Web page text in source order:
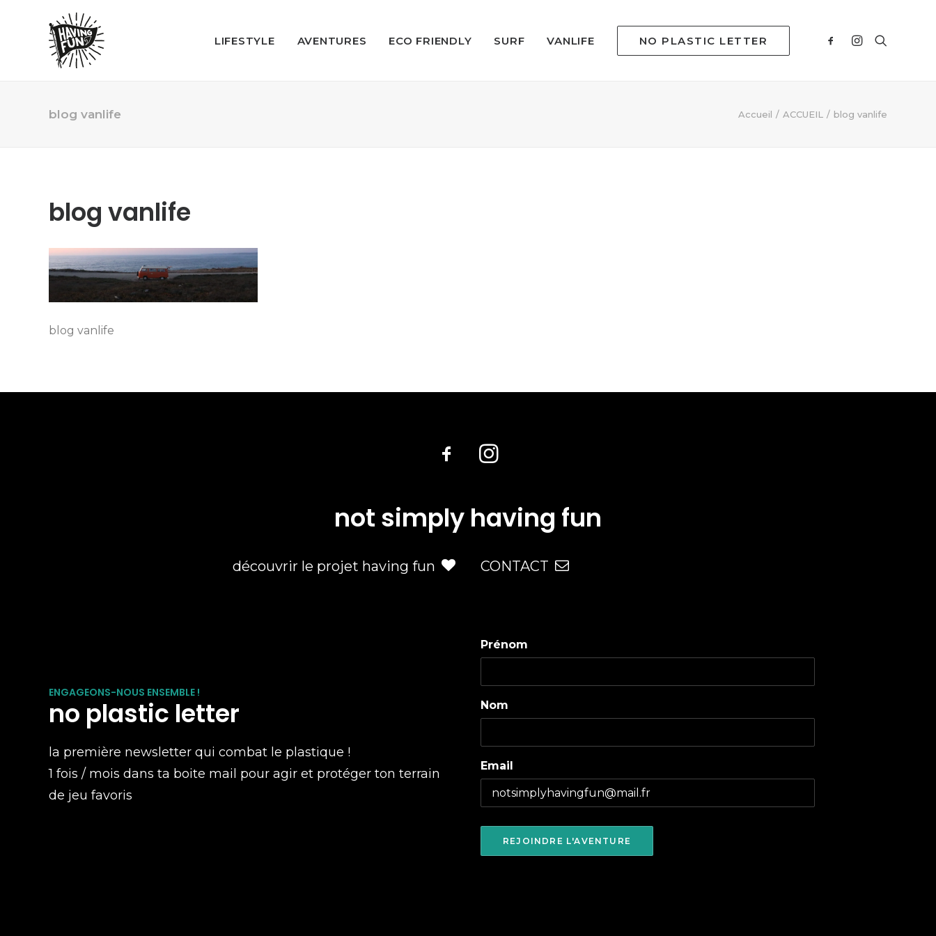
LIFESTYLE AVENTURES ECO FRIENDLY SURF VANLIFE NO PLASTIC LETTER
blog vanlife Accueil ACCUEIL blog vanlife
blog vanlife
blog vanlife
not simply having fun
découvrir le projet having fun CONTACT
ENGAGEONS-NOUS ENSEMBLE !
no plastic letter
la première newsletter qui combat le plastique !
1 fois / mois dans ta boite mail pour agir et protéger ton terrain
de jeu favoris
Prénom
Nom
Email